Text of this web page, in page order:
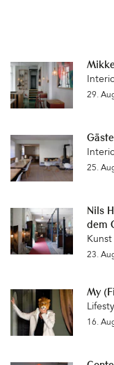
29.
25.
Nils
dem
23.
My
16.